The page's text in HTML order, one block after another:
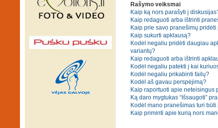
Rašymo veiksmai
Kaip ką nors parašyti į
Kaip redaguoti arba ištrinti
Kaip prie savo pranešimų pridėti
Kaip sukurti apklausą?
Kodėl negaliu pridėti daugiau
variantų?
Kaip redaguoti arba ištrinti
Kodėl negaliu patekti į kai
Kodėl negaliu prikabinti failų?
Kodėl aš gavau perspėjimą?
Kaip raportuoti apie neteisingus
Ką daro mygtukas “Išsaugoti”
Kodėl mano pranešimas turi būti
Kaip priminti apie kurią nors